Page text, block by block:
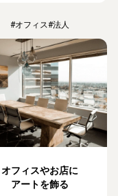
#オフィス#法人
オフィスやお店に
アートを飾る